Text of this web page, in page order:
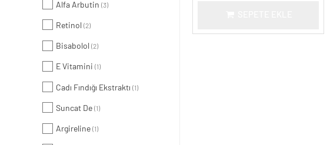
Alfa Arbutin (3)
Retinol (2)
Bisabolol (2)
E Vitamini (1)
Cadı Fındığı Ekstraktı (1)
Suncat De (1)
Argireline (1)